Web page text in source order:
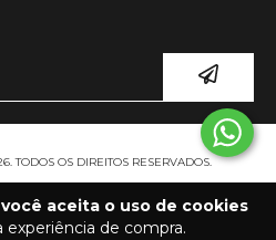
você aceita o uso de cookies
experiência de compra.
TODOS OS DIREITOS RESERVADOS.